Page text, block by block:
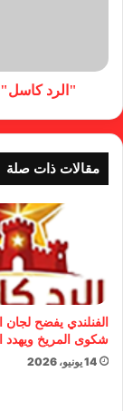
"الرد
مقالات ذات صلة
الفنلندي يفضح لجان
شكوى المريخ ويهدد
14 يونيو، 2026